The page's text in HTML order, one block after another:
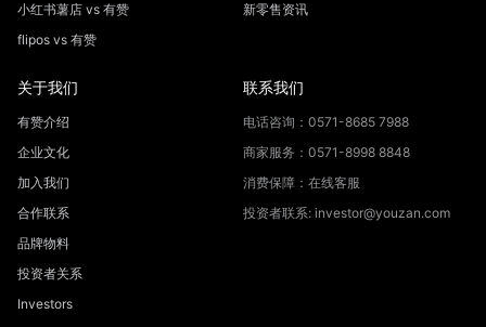
小红书薯店 vs 有赞
flipos vs 有赞
新零售资讯
关于我们
有赞介绍
企业文化
加入我们
合作联系
品牌物料
投资者关系
Investors
联系我们
电话咨询：0571-8685 7988
商家服务：0571-8998 8848
消费保障：在线客服
投资者联系: investor@youzan.com